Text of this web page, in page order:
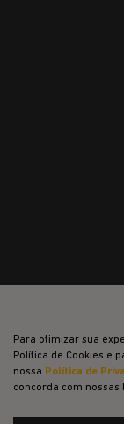
Para otimizar sua
Política de Cookies e
nossa Política de
concorda com nossas